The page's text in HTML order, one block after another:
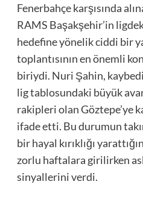
Fenerbahçe karşısında
RAMS Başakşehir’in
hedefine yönelik ciddi bir
toplantısının en önemli
biriydi. Nuri Şahin,
lig tablosundaki büyük
rakipleri olan Göztepe’ye
ifade etti. Bu durumun
bir hayal kırıklığı
zorlu haftalara girilirken
sinyallerini verdi.